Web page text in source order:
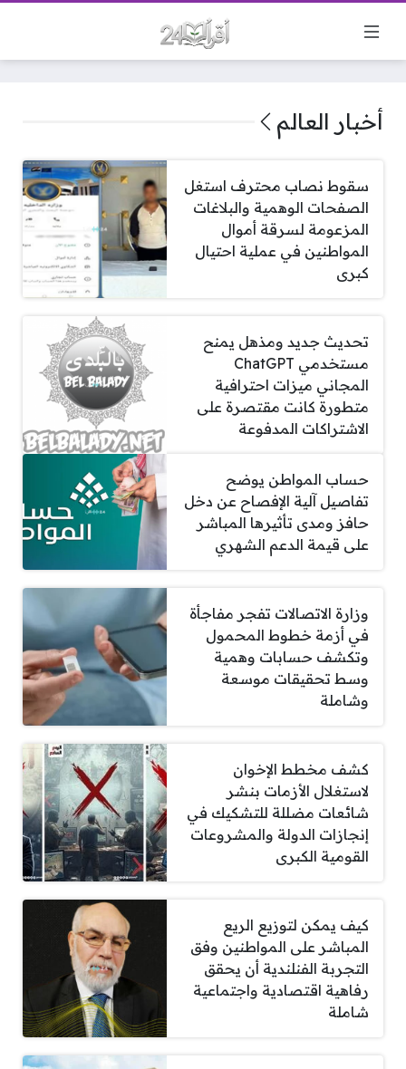
أخبار العالم
سقوط نصاب محترف استغل
الصفحات الوهمية والبلاغات
المزعومة لسرقة أموال
المواطنين في عملية احتيال
كبرى
تحديث جديد ومذهل يمنح
مستخدمي ChatGPT
المجاني ميزات احترافية
متطورة كانت مقتصرة على
الاشتراكات المدفوعة
حساب المواطن يوضح
تفاصيل آلية الإفصاح عن دخل
حافز ومدى تأثيرها المباشر
على قيمة الدعم الشهري
وزارة الاتصالات تفجر مفاجأة
في أزمة خطوط المحمول
وتكشف حسابات وهمية
وسط تحقيقات موسعة
وشاملة
كشف مخطط الإخوان
لاستغلال الأزمات بنشر
شائعات مضللة للتشكيك في
إنجازات الدولة والمشروعات
القومية الكبرى
كيف يمكن لتوزيع الريع
المباشر على المواطنين وفق
التجربة الفنلندية أن يحقق
رفاهية اقتصادية واجتماعية
شاملة